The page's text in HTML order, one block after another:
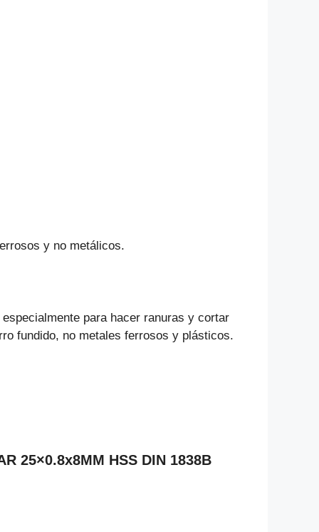
y no metálicos.
para hacer ranuras y cortar
fundido, no metales ferrosos y plásticos.
25×0.8x8MM HSS DIN 1838B